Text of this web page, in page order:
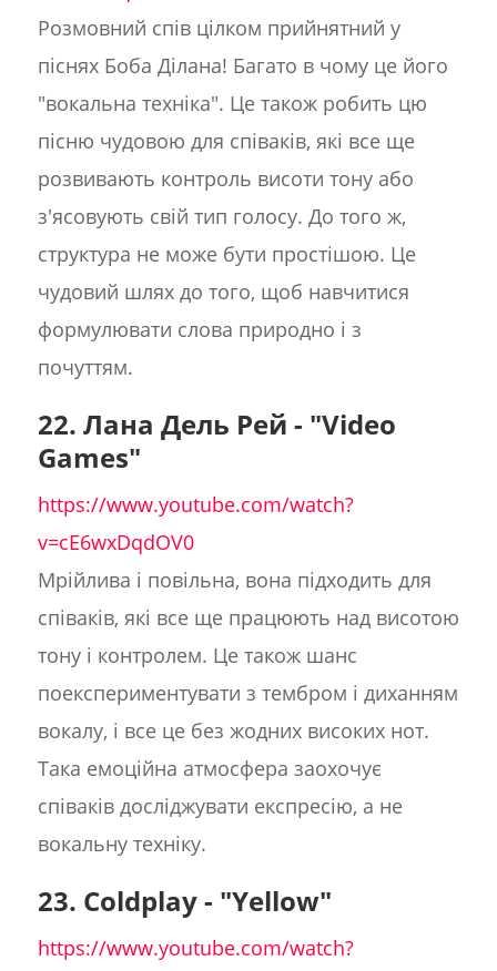
Розмовний спів цілком прийнятний у
піснях Боба Ділана! Багато в чому це його
"вокальна техніка". Це також робить цю
пісню чудовою для співаків, які все ще
розвивають контроль висоти тону або
з'ясовують свій тип голосу. До того ж,
структура не може бути простішою. Це
чудовий шлях до того, щоб навчитися
формулювати слова природно і з
почуттям.
22. Лана Дель Рей - "Video
Games"
https://www.youtube.com/watch?
v=cE6wxDqdOV0
Мрійлива і повільна, вона підходить для
співаків, які все ще працюють над висотою
тону і контролем. Це також шанс
поекспериментувати з тембром і диханням
вокалу, і все це без жодних високих нот.
Така емоційна атмосфера заохочує
співаків досліджувати експресію, а не
вокальну техніку.
23. Coldplay - "Yellow"
https://www.youtube.com/watch?